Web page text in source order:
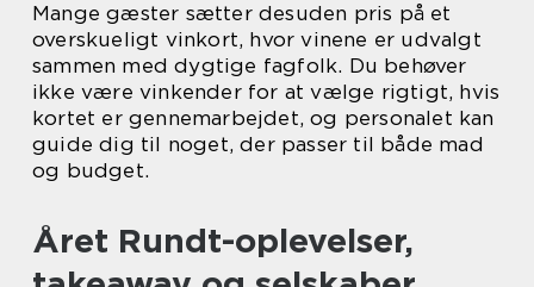
Mange gæster sætter desuden pris på et
overskueligt vinkort, hvor vinene er udvalgt
sammen med dygtige fagfolk. Du behøver
ikke være vinkender for at vælge rigtigt, hvis
kortet er gennemarbejdet, og personalet kan
guide dig til noget, der passer til både mad
og budget.
Året Rundt-oplevelser,